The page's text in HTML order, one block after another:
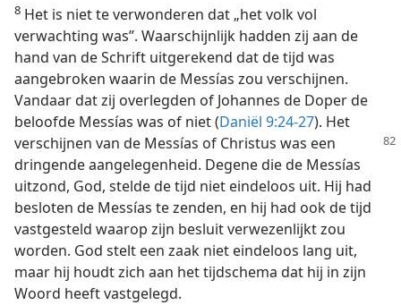
8 Het is niet te verwonderen dat „het volk vol
verwachting was”. Waarschijnlijk hadden zij aan de
hand van de Schrift uitgerekend dat de tijd was
aangebroken waarin de Messías zou verschijnen.
Vandaar dat zij overlegden of Johannes de Doper de
beloofde Messías was of niet (Daniël 9:24-27). Het
verschijnen van de Messías of Christus was een
dringende aangelegenheid. Degene die de Messías
uitzond, God, stelde de tijd niet eindeloos uit. Hij had
besloten de Messías te zenden, en hij had ook de tijd
vastgesteld waarop zijn besluit verwezenlijkt zou
worden. God stelt een zaak niet eindeloos lang uit,
maar hij houdt zich aan het tijdschema dat hij in zijn
Woord heeft vastgelegd.